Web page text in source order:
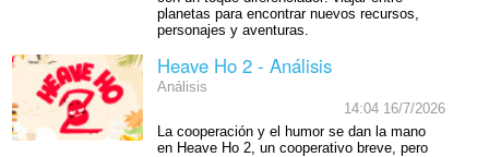
planetas para encontrar nuevos recursos,
personajes y aventuras.
Heave Ho 2 - Análisis
Análisis
14:04 16/7/2026
La cooperación y el humor se dan la mano
en Heave Ho 2, un cooperativo breve, pero